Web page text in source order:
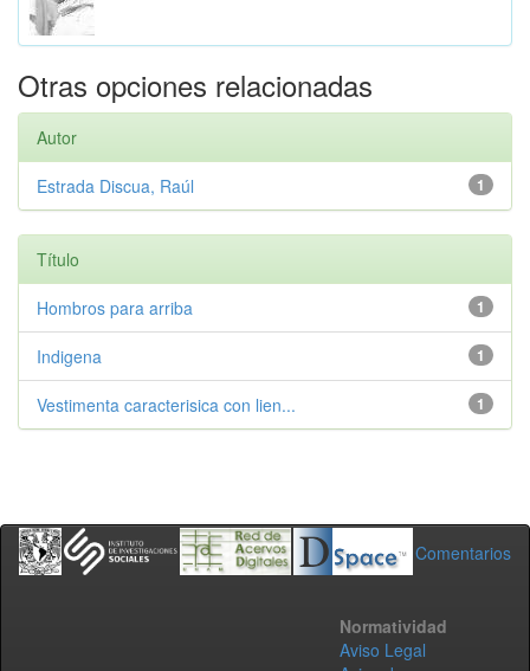
Otras opciones relacionadas
Autor
1
Estrada Discua, Raúl
Título
1
Hombros para arriba
1
Indigena
1
Vestimenta caracterisica con lien...
Comentarios
Normatividad
Aviso Legal